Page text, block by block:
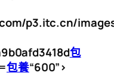
p3.itc.cn/
包
包養“600”>